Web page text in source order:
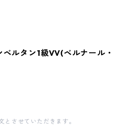
ルタン1級VV(ベルナール・
とさせていただきます。